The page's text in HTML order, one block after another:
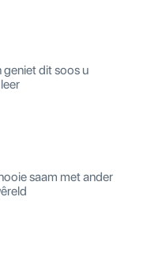
geniet dit soos u
saam met ander